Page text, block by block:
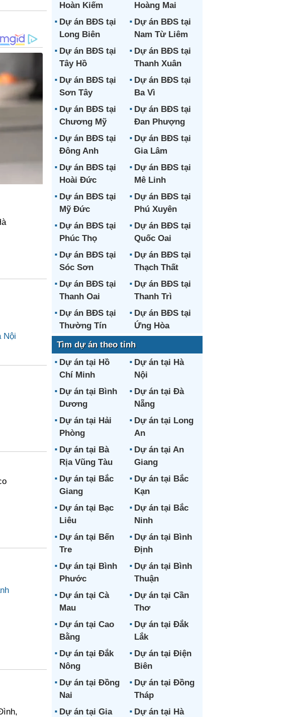
Nội
Hoàn Kiếm
Hoàng Mai
Dự án BĐS tại
Long Biên
Dự án BĐS tại
Nam Từ Liêm
Dự án BĐS tại
Tây Hồ
Dự án BĐS tại
Thanh Xuân
Dự án BĐS tại
Sơn Tây
Dự án BĐS tại
Ba Vì
Dự án BĐS tại
Chương Mỹ
Dự án BĐS tại
Đan Phượng
Dự án BĐS tại
Đông Anh
Dự án BĐS tại
Gia Lâm
Dự án BĐS tại
Hoài Đức
Dự án BĐS tại
Mê Linh
Dự án BĐS tại
Mỹ Đức
Dự án BĐS tại
Phú Xuyên
Dự án BĐS tại
Phúc Thọ
Dự án BĐS tại
Quốc Oai
Dự án BĐS tại
Sóc Sơn
Dự án BĐS tại
Thạch Thất
Dự án BĐS tại
Thanh Oai
Dự án BĐS tại
Thanh Trì
Dự án BĐS tại
Thường Tín
Dự án BĐS tại
Ứng Hòa
Tìm dự án theo tỉnh
Dự án tại Hồ
Chí Minh
Dự án tại Hà
Nội
Dự án tại Bình
Dương
Dự án tại Đà
Nẵng
Dự án tại Hải
Phòng
Dự án tại Long
An
Dự án tại Bà
Rịa Vũng Tàu
Dự án tại An
Giang
Dự án tại Bắc
Giang
Dự án tại Bắc
Kạn
Dự án tại Bạc
Liêu
Dự án tại Bắc
Ninh
Dự án tại Bến
Tre
Dự án tại Bình
Định
Dự án tại Bình
Phước
Dự án tại Bình
Thuận
Dự án tại Cà
Mau
Dự án tại Cần
Thơ
Dự án tại Cao
Bằng
Dự án tại Đắk
Lắk
Dự án tại Đắk
Nông
Dự án tại Điện
Biên
Dự án tại Đồng
Nai
Dự án tại Đồng
Tháp
Dự án tại Gia
Dự án tại Hà